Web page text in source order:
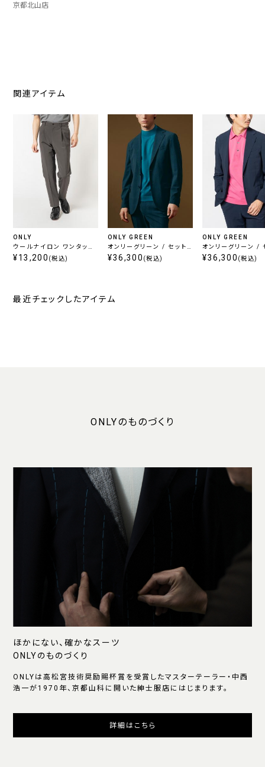
京都北山店
関連アイテム
ONLY
ウールナイロン ワンタック
セットアップパンツ グリー
¥13,200 (税込)
ONLY GREEN
オンリーグリーン / セット
アップジャケット ネイビー
¥36,300 (税込)
ONLY GREEN
オンリーグリーン /
アップジャケット
¥36,300 (税込)
最近チェックしたアイテム
ONLYのものづくり
ほかにない、確かなスーツ
ONLYのものづくり
ONLYは高松宮技術奨励賜杯賞を受賞したマスターテーラー・中西
浩一が1970年、京都山科に開いた紳士服店にはじまります。
詳細はこちら